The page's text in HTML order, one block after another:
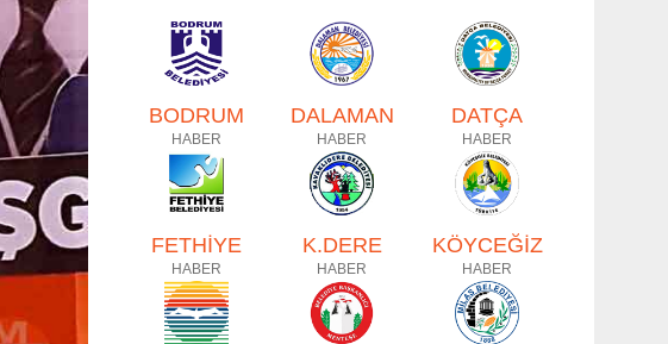
BODRUM
HABER
DALAMAN
HABER
DATÇA
HABER
FETHİYE
HABER
K.DERE
HABER
KÖYCEĞİZ
HABER